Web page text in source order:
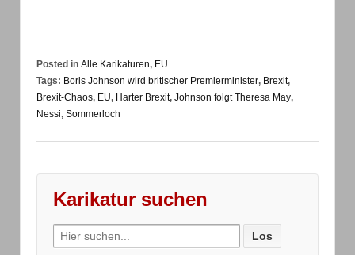
Posted in Alle Karikaturen, EU
Tags: Boris Johnson wird britischer Premierminister, Brexit,
Brexit-Chaos, EU, Harter Brexit, Johnson folgt Theresa May,
Nessi, Sommerloch
Karikatur suchen
Search
for: